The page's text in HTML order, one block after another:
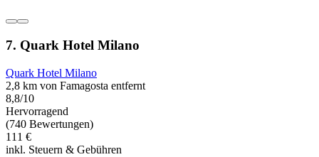
7. Quark Hotel Milano
Quark Hotel Milano
2,8 km von Famagosta entfernt
8,8/10
Hervorragend
(740 Bewertungen)
111 €
inkl. Steuern & Gebühren